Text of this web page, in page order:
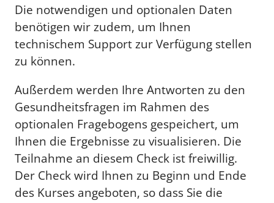
Die notwendigen und optionalen Daten
benötigen wir zudem, um Ihnen
technischem Support zur Verfügung stellen
zu können.
Außerdem werden Ihre Antworten zu den
Gesundheitsfragen im Rahmen des
optionalen Fragebogens gespeichert, um
Ihnen die Ergebnisse zu visualisieren. Die
Teilnahme an diesem Check ist freiwillig.
Der Check wird Ihnen zu Beginn und Ende
des Kurses angeboten, so dass Sie die